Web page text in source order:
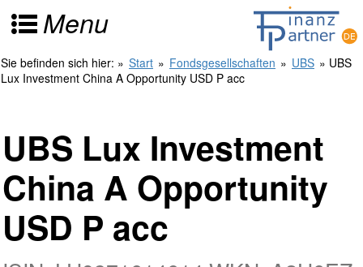
Menu
Sie befinden sich hier: » Start » Fondsgesellschaften » UBS » UBS
Lux Investment China A Opportunity USD P acc
UBS Lux Investment
China A Opportunity
USD P acc